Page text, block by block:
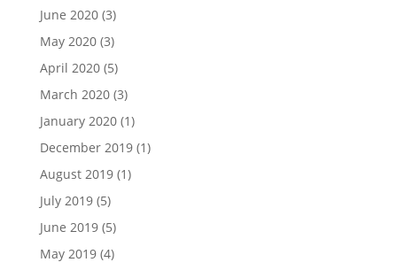
June 2020(3)
May 2020(3)
April 2020(5)
March 2020(3)
January 2020(1)
December 2019(1)
August 2019(1)
July 2019(5)
June 2019(5)
May 2019(4)